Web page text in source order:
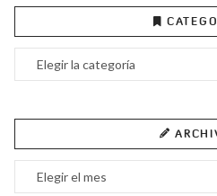
Categorías
Archivos